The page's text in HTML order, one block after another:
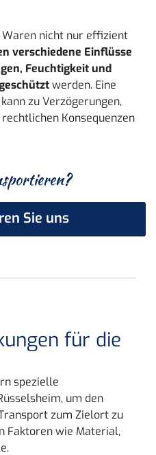
nicht nur effizient
verschiedene Einflüsse
Feuchtigkeit und
werden. Eine
zu Verzögerungen,
Konsequenzen
Sie uns
für die
spezielle
um den
zum Zielort zu
Faktoren wie Material,